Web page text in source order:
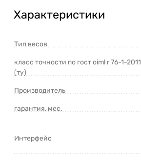
Характеристики
Тип весов
класс точности по гост oiml r 76-1-2011
(ту)
Производитель
гарантия, мес.
Интерфейс